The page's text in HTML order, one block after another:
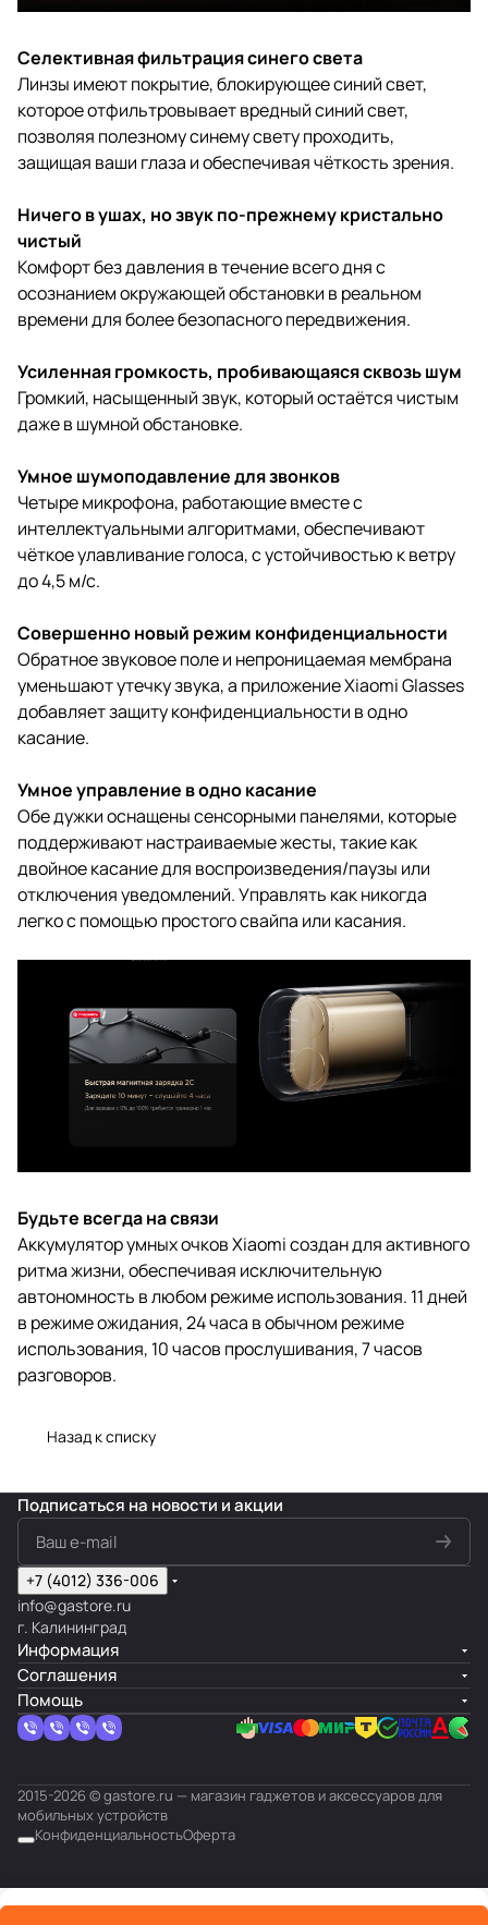
Селективная фильтрация синего света
Линзы имеют покрытие, блокирующее синий свет,
которое отфильтровывает вредный синий свет,
позволяя полезному синему свету проходить,
защищая ваши глаза и обеспечивая чёткость зрения.
Ничего в ушах, но звук по-прежнему кристально
чистый
Комфорт без давления в течение всего дня с
осознанием окружающей обстановки в реальном
времени для более безопасного передвижения.
Усиленная громкость, пробивающаяся сквозь шум
Громкий, насыщенный звук, который остаётся чистым
даже в шумной обстановке.
Умное шумоподавление для звонков
Четыре микрофона, работающие вместе с
интеллектуальными алгоритмами, обеспечивают
чёткое улавливание голоса, с устойчивостью к ветру
до 4,5 м/с.
Совершенно новый режим конфиденциальности
Обратное звуковое поле и непроницаемая мембрана
уменьшают утечку звука, а приложение Xiaomi Glasses
добавляет защиту конфиденциальности в одно
касание.
Умное управление в одно касание
Обе дужки оснащены сенсорными панелями, которые
поддерживают настраиваемые жесты, такие как
двойное касание для воспроизведения/паузы или
отключения уведомлений. Управлять как никогда
легко с помощью простого свайпа или касания.
Будьте всегда на связи
Аккумулятор умных очков Xiaomi создан для активного
ритма жизни, обеспечивая исключительную
автономность в любом режиме использования. 11 дней
в режиме ожидания, 24 часа в обычном режиме
использования, 10 часов прослушивания, 7 часов
разговоров.
Назад к списку
Подписаться на новости и акции
+7 (4012) 336-006
info@gastore.ru
г. Калининград
Информация
Соглашения
Помощь
2015-2026 © gastore.ru — магазин гаджетов и аксессуаров для
мобильных устройств
КонфиденциальностьОферта